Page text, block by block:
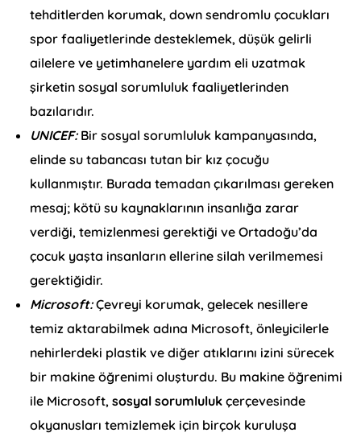
tehditlerden korumak, down sendromlu çocukları
spor faaliyetlerinde desteklemek, düşük gelirli
ailelere ve yetimhanelere yardım eli uzatmak
şirketin sosyal sorumluluk faaliyetlerinden
bazılarıdır.
UNICEF: Bir sosyal sorumluluk kampanyasında,
elinde su tabancası tutan bir kız çocuğu
kullanmıştır. Burada temadan çıkarılması gereken
mesaj; kötü su kaynaklarının insanlığa zarar
verdiği, temizlenmesi gerektiği ve Ortadoğu’da
çocuk yaşta insanların ellerine silah verilmemesi
gerektiğidir.
Microsoft:Çevreyi korumak, gelecek nesillere
temiz aktarabilmek adına Microsoft, önleyicilerle
nehirlerdeki plastik ve diğer atıklarını izini sürecek
bir makine öğrenimi oluşturdu. Bu makine öğrenimi
ile Microsoft,sosyal sorumluluk çerçevesinde
okyanusları temizlemek için birçok kuruluşa